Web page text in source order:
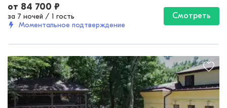
от 84 700 ₽
за 7 ночей / 1 гость
Моментальное подтверждение
Смотреть